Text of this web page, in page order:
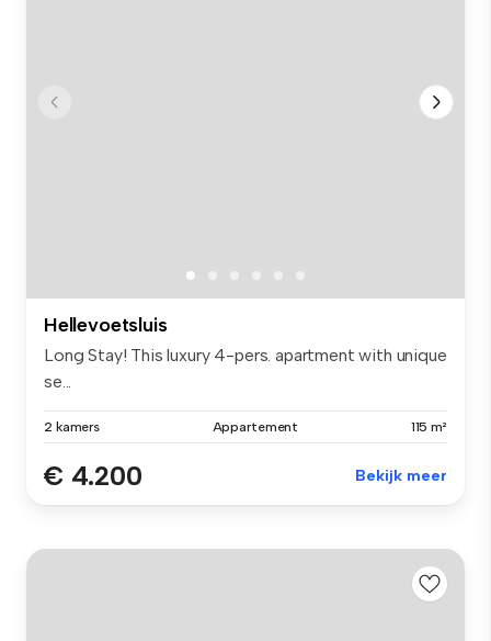
Hellevoetsluis
Long Stay! This luxury 4-pers. apartment with unique
se...
2 kamers Appartement 115 m²
€ 4.200 Bekijk meer